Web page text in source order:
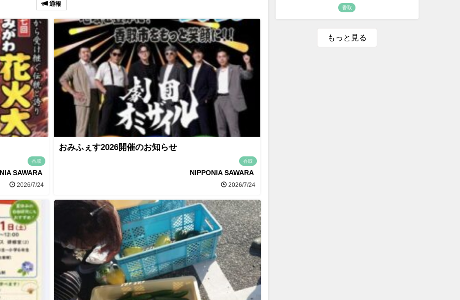
通報
香取
SAWARA
2026/7/24
おみふぇす2026開催のお知らせ
香取
NIPPONIA SAWARA
2026/7/24
香取
もっと見る